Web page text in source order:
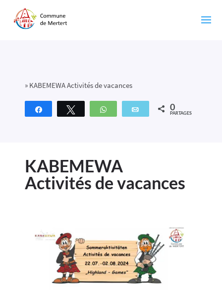
» KABEMEWA Activités de vacances
Partagez Tweetez WhatsApp Email 0
PARTAGES
KABEMEWA
Activités de vacances